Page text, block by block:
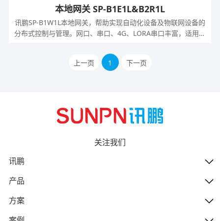
本地网关 SP-B1E1L&B2R1L
讯鹏SP-B1W1L本地网关，帮助实现自动化设备及物联网设备的
分布式控制与管理。网口、串口、4G、LORA串口丰富，适用于
写入,加快访问速度；广泛应用于农业与环境、智能生产、工业
自动化等领域
上一页 1 下一页
关注我们
讯鹏
产品
方案